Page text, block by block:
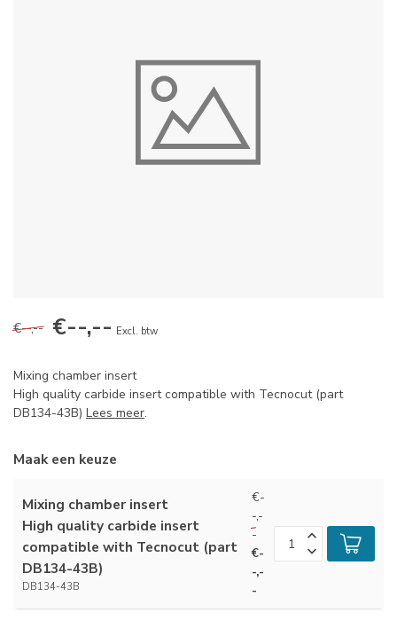
€--,-- €--,-- Excl. btw
Mixing chamber insert
High quality carbide insert compatible with Tecnocut (part
DB134-43B) Lees meer.
Maak een keuze
Mixing chamber insert
High quality carbide insert
compatible with Tecnocut (part
DB134-43B)
DB134-43B
€-
-,-
-
€-
-,-
-